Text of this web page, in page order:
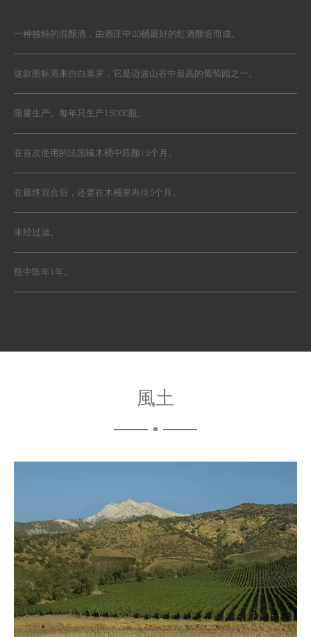
一种独特的混酿酒，由酒庄中20桶最好的红酒酿造而成。
这款图标酒来自白塞罗，它是迈波山谷中最高的葡萄园之一。
限量生产。每年只生产15000瓶。
在首次使用的法国橡木桶中陈酿15个月。
在最终混合后，还要在木桶里再待5个月。
未经过滤。
瓶中陈年1年。
風土